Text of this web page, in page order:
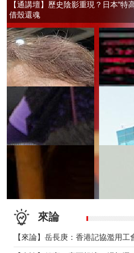
【通講壇】歷史陰影重現？日本“特
借殼還魂
來論